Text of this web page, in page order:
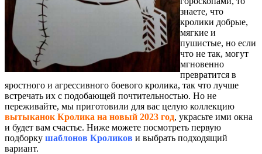
знаете, что
кролики добрые,
мягкие и
пушистые, но если
что не так, могут
мгновенно
превратится в
яростного и агрессивного боевого кролика, так что лучше
встречать их с подобающей почтительностью. Но не
переживайте, мы приготовили для вас целую коллекцию
вытыканок Кролика на новый 2023 год, украсьте ими окна
и будет вам счастье. Ниже можете посмотреть первую
подборку шаблонов Кроликов и выбрать подходящий
вариант.